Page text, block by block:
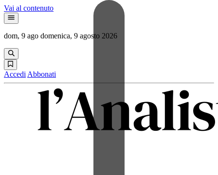
Vai al contenuto
dom, 9 ago domenica, 9 agosto 2026
Accedi Abbonati